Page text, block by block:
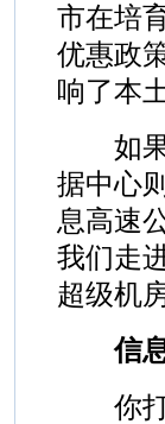
市在培
优惠政
响了本
如果
据中心
息高速
我们走
超级机
信
你打